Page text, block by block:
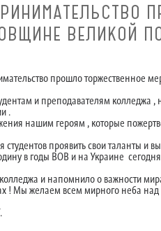
ВЕЛИКОЙ
прошло торжественное
и преподавателям колледжа
.
нашим героям , которые
проявить свои таланты и
в годы ВОВ и на Украине
и напомнило о важности
! Мы желаем всем мирного неба над